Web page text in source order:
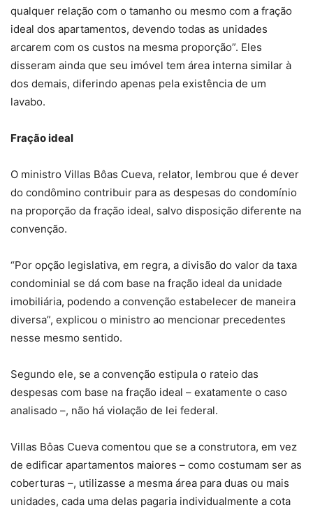
qualquer relação com o tamanho ou mesmo com a fração
ideal dos apartamentos, devendo todas as unidades
arcarem com os custos na mesma proporção”. Eles
disseram ainda que seu imóvel tem área interna similar à
dos demais, diferindo apenas pela existência de um
lavabo.
Fraç​​ão ideal
O ministro Villas Bôas Cueva, relator, lembrou que é dever
do condômino contribuir para as despesas do condomínio
na proporção da fração ideal, salvo disposição diferente na
convenção.
“Por opção legislativa, em regra, a divisão do valor da taxa
condominial se dá com base na fração ideal da unidade
imobiliária, podendo a convenção estabelecer de maneira
diversa”, explicou o ministro ao mencionar precedentes
nesse mesmo sentido.
Segundo ele, se a convenção estipula o rateio das
despesas com base na fração ideal – exatamente o caso
analisado –, não há violação de lei federal.
Villas Bôas Cueva comentou que se a construtora, em vez
de edificar apartamentos maiores – como costumam ser as
coberturas –, utilizasse a mesma área para duas ou mais
unidades, cada uma delas pagaria individualmente a cota